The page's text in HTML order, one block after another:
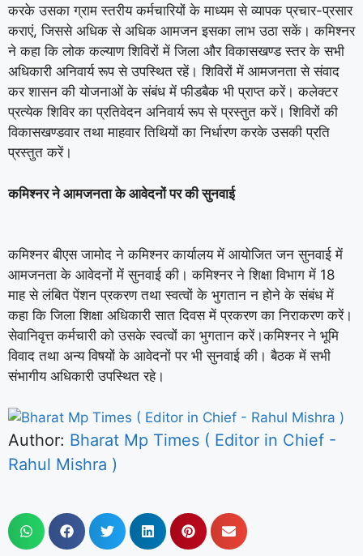
करके उसका ग्राम स्तरीय कर्मचारियों के माध्यम से व्यापक प्रचार-प्रसार
कराएं, जिससे अधिक से अधिक आमजन इसका लाभ उठा सकें। कमिश्नर
ने कहा कि लोक कल्याण शिविरों में जिला और विकासखण्ड स्तर के सभी
अधिकारी अनिवार्य रूप से उपस्थित रहें। शिविरों में आमजनता से संवाद
कर शासन की योजनाओं के संबंध में फीडबैक भी प्राप्त करें। कलेक्टर
प्रत्येक शिविर का प्रतिवेदन अनिवार्य रूप से प्रस्तुत करें। शिविरों की
विकासखण्डवार तथा माहवार तिथियों का निर्धारण करके उसकी प्रति
प्रस्तुत करें।
कमिश्नर ने आमजनता के आवेदनों पर की सुनवाई
कमिश्नर बीएस जामोद ने कमिश्नर कार्यालय में आयोजित जन सुनवाई में
आमजनता के आवेदनों में सुनवाई की। कमिश्नर ने शिक्षा विभाग में 18
माह से लंबित पेंशन प्रकरण तथा स्वत्वों के भुगतान न होने के संबंध में
कहा कि जिला शिक्षा अधिकारी सात दिवस में प्रकरण का निराकरण करें।
सेवानिवृत्त कर्मचारी को उसके स्वत्वों का भुगतान करें।कमिश्नर ने भूमि
विवाद तथा अन्य विषयों के आवेदनों पर भी सुनवाई की। बैठक में सभी
संभागीय अधिकारी उपस्थित रहे।
Author: Bharat Mp Times ( Editor in Chief -
Rahul Mishra )